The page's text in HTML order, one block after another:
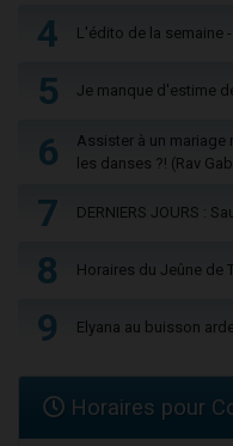
4 L'édito de la semaine
5 Je manque d'estime
6
Assister à un mariage
les danses ?! (Rav
7 DERNIERS JOURS :
8 Horaires du Jeûne de
9 Elyana au buisson
Horaires pour